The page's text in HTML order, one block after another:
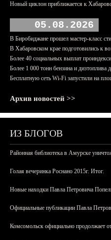
Новый циклон приближается к
05.08.2026
В Биробиджане прошел мастер-класс
В Хабаровском крае подготовились
Более 40 социальных выплат
Более 1 000 тонн бензина и дизтоплива
Бесплатную сеть Wi-Fi запустили на
Архив новостей >>
ИЗ БЛОГОВ
Районная библиотека в Амурске
Голая вечеринка Роснано 2015г. Итог.
Новые находки Павла Петровича
Официальные публикации Павла
Комсомольск официально продолжает